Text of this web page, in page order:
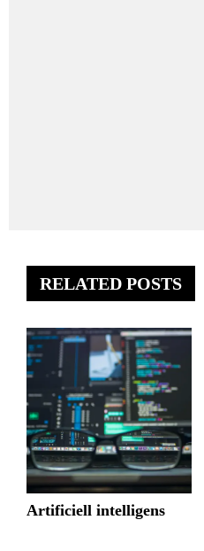
RELATED POSTS
Artificiell intelligens